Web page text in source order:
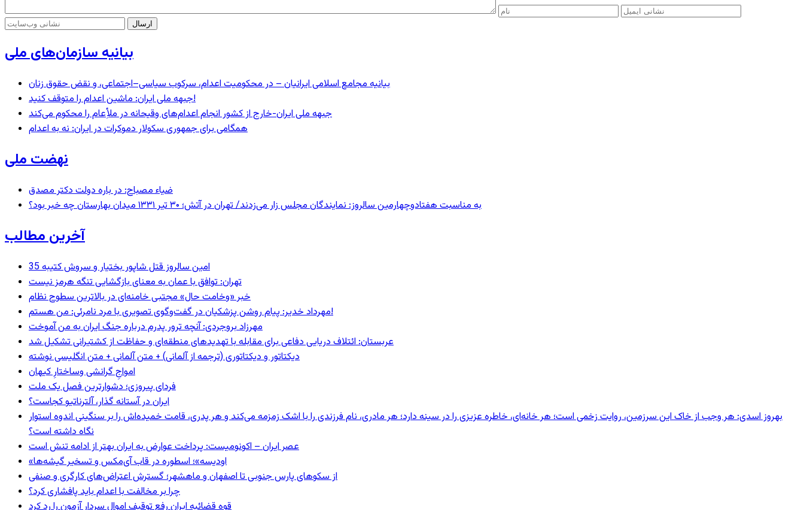
بیانیه سازمان‌های ملی
بیانیه مجامع اسلامی ایرانیان – در محکومیت اعدام، سرکوب سیاسی–اجتماعی، و نقض حقوق زنان
جبهه ملی ایران: ماشین اعدام را متوقف کنید!
جبهه ملی ایران-خارج از کشور انجام اعدام‌های وقیحانه در ملأِعام را محکوم می‌کند
همگامی برای جمهوری سکولار دموکرات در ایران: نه به اعدام
نهضت ملی
ضیاء مصباح: در باره دولت دکتر مصدق
به مناسبت هفتادوچهارمین سالروز: نمایندگان مجلس زار می‌زدند/ تهران در آتش؛ ۳۰ تیر ۱۳۳۱ میدان بهارستان چه خبر بود؟
آخرین مطالب
35 امین سالروز قتل شاپور بختیار و سروش کتیبه
تهران: توافق با عمان به معنای بازگشایی تنگه هرمز نیست
خبر «وخامت حال» مجتبی خامنه‌ای در بالاترین سطوح نظام
مهرداد خدیر: پیام روشن پزشکیان در گفت‌و‌گوی تصویری با مرد نامرئی: من هستم!
مهرزاد بروجردی: آنچه ترور پدرم درباره جنگ ایران به من آموخت
عربستان: ائتلاف دریایی دفاعی برای مقابله با تهدیدهای منطقه‌ای و حفاظت از کشتیرانی تشکیل شد
دیکتاتور و دیکتاتوری (ترجمه از آلمانی) + متن آلمانی + متن انگلیسی نوشته
‌امواجِ گرانشی وساختارِ کیهان
فردای پیروزی؛ دشوارترین فصل یک ملت
ایران در آستانه گذار، آلترناتیو کجاست؟
بهروز اسدی: هر وجب از خاک‌ این سرزمین، روایت زخمی است؛ هر خانه‌ای، خاطره عزیزی را در سینه دارد؛ هر مادری، نام فرزندی را با اشک زمزمه می‌کند و هر پدری، قامت خمیده‌اش را بر سنگینی اندوه استوار
نگاه داشته است؟
عصر ایران – اکونومیست: پرداخت عوارض به ایران بهتر از ادامه تنش است
«اودیسه»؛ اسطوره در قاب آی‌مکس و تسخیر گیشه‌ها
از سکوهای پارس جنوبی تا اصفهان و ماهشهر؛ گسترش اعتراض‌های کارگری و صنفی
چرا بر مخالفت با اعدام باید پافشاری کرد؟
قوه قضائیه ایران رفع توقیف اموال سردار آزمون را رد کرد